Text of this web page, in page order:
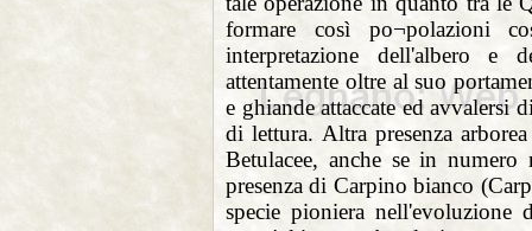
formare così po¬polazioni
interpretazione dell'albero e
attentamente oltre al suo
e ghiande attaccate ed avvalersi
di lettura. Altra presenza
Betulacee, anche se in
presenza di Carpino bianco
specie pioniera